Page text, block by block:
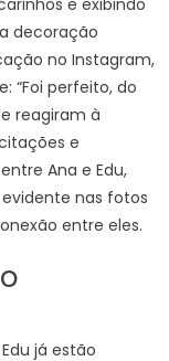
e exibindo
decoração
no Instagram,
“Foi perfeito, do
reagiram à
e
Ana e Edu,
nas fotos
entre eles.
já estão